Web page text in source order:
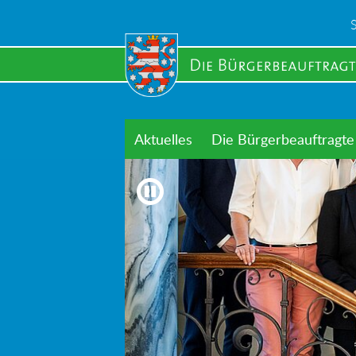
main
Aktuelles Die Bürgerbeauftragte